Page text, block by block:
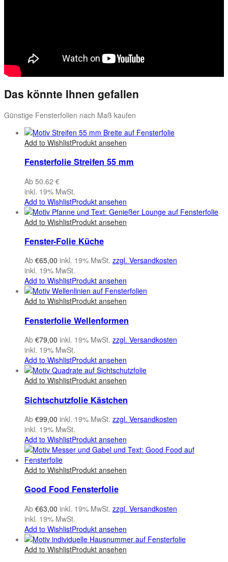
Das könnte Ihnen gefallen
Günstige Fensterfolien nach Maß kaufen
Add to WishlistProdukt ansehen
Fensterfolie Streifen 55 mm
Ab 50.62 €
inkl. 19% MwSt.
Add to WishlistProdukt ansehen
Add to WishlistProdukt ansehen
Fenster-Folie Küche
Ab €65,00 inkl. 19% MwSt. zzgl. Versandkosten
inkl. 19% MwSt.
Add to WishlistProdukt ansehen
Add to WishlistProdukt ansehen
Fensterfolie Wellenformen
Ab €79,00 inkl. 19% MwSt. zzgl. Versandkosten
inkl. 19% MwSt.
Add to WishlistProdukt ansehen
Add to WishlistProdukt ansehen
Sichtschutzfolie Kästchen
Ab €99,00 inkl. 19% MwSt. zzgl. Versandkosten
inkl. 19% MwSt.
Add to WishlistProdukt ansehen
Add to WishlistProdukt ansehen
Good Food Fensterfolie
Ab €63,00 inkl. 19% MwSt. zzgl. Versandkosten
inkl. 19% MwSt.
Add to WishlistProdukt ansehen
Add to WishlistProdukt ansehen